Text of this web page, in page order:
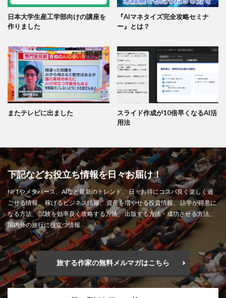
日本大学生産工学部向けの講座を
作りました
『AIマネタイズ完全攻略セミナ
ー』とは？
またテレビに出ました
スライド作成が10倍早くなるAI活
用法
下記などお役立ち情報を日々お届け！
NFTやメタバース、AIなど最新のトレンド、 日々お得にコスパ良く楽しく過
ごせる情報、 稼げるビジネス情報、 資産を増やせる投資情報、 語学が得意に
なる方法、 試験を効率良く攻略する方法、 出版する方法・成功させる方法、
国内外の旅行に役立つ情報
旅する作家の無料メルマガはこちら